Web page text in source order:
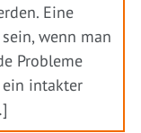
Eine
wenn man
Probleme
intakter